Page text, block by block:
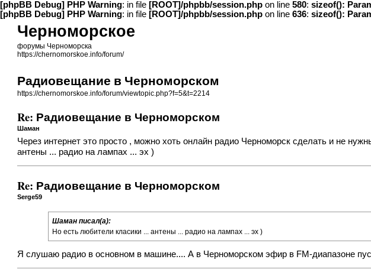
[phpBB Debug] PHP Warning: in file [ROOT]/phpbb/session.php on line 580: sizeof():
[phpBB Debug] PHP Warning: in file [ROOT]/phpbb/session.php on line 636: sizeof():
Черноморское
форумы Черноморска
https://chernomorskoe.info/forum/
Радиовещание в Черноморском
https://chernomorskoe.info/forum/viewtopic.php?f=5&t=2214
Re: Радиовещание в Черноморском
Шаман
Через интернет это просто , можно хоть онлайн радио Черноморск сделать и не
антены ... радио на лампах ... эх )
Re: Радиовещание в Черноморском
Serge59
Шаман писал(а):
Но есть любители класики ... антены ... радио на лампах ... эх )
Я слушаю радио в основном в машине.... А в Черноморском эфир в FM-диапазоне